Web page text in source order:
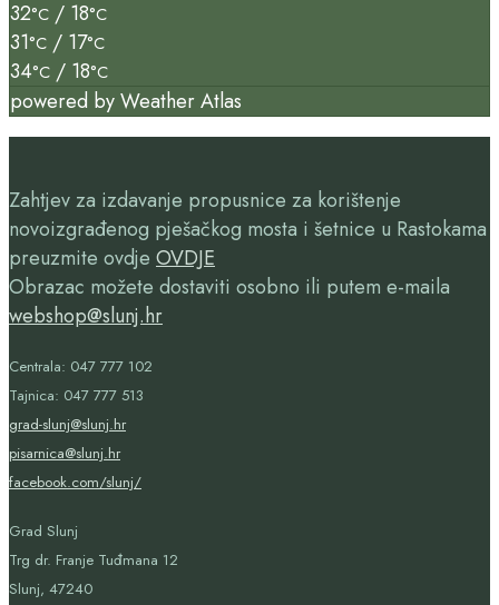
32°C / 18°C
31°C / 17°C
34°C / 18°C
powered byWeather Atlas
Zahtjev za izdavanje propusnice za korištenje
novoizgrađenog pješačkog mosta i šetnice u Rastokama
preuzmite ovdje OVDJE
Obrazac možete dostaviti osobno ili putem e-maila
webshop@slunj.hr
Centrala: 047 777 102
Tajnica: 047 777 513
grad-slunj@slunj.hr
pisarnica@slunj.hr
facebook.com/slunj/
Grad Slunj
Trg dr. Franje Tuđmana 12
Slunj, 47240